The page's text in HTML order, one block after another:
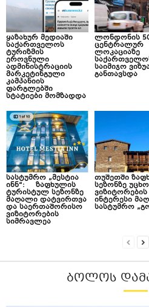
ყაზახურ მედიაში
საქართველოს
ტურიზმის
ეროვნული
ადმინისტრაციის
მარკეტინგული
კამპანიის
ფარგლებში
სტატიები მომზადდა
ლონდონის
ცენტრალურ
ლოკაციაზე
საიმიჯო
განთავსდა
სასტუმრო „მესტია
ინნ“: ზაფხულის
ტურისტულ სეზონზე
მაღალი დატვირთვა
და საერთაშორისო
ვიზიტორების
სიმრავლეა
თუშეთში
სეზონზე
ვიზიტორების
ინტერესი
სასტუმრო
ᲑᲝᲚᲝᲡ